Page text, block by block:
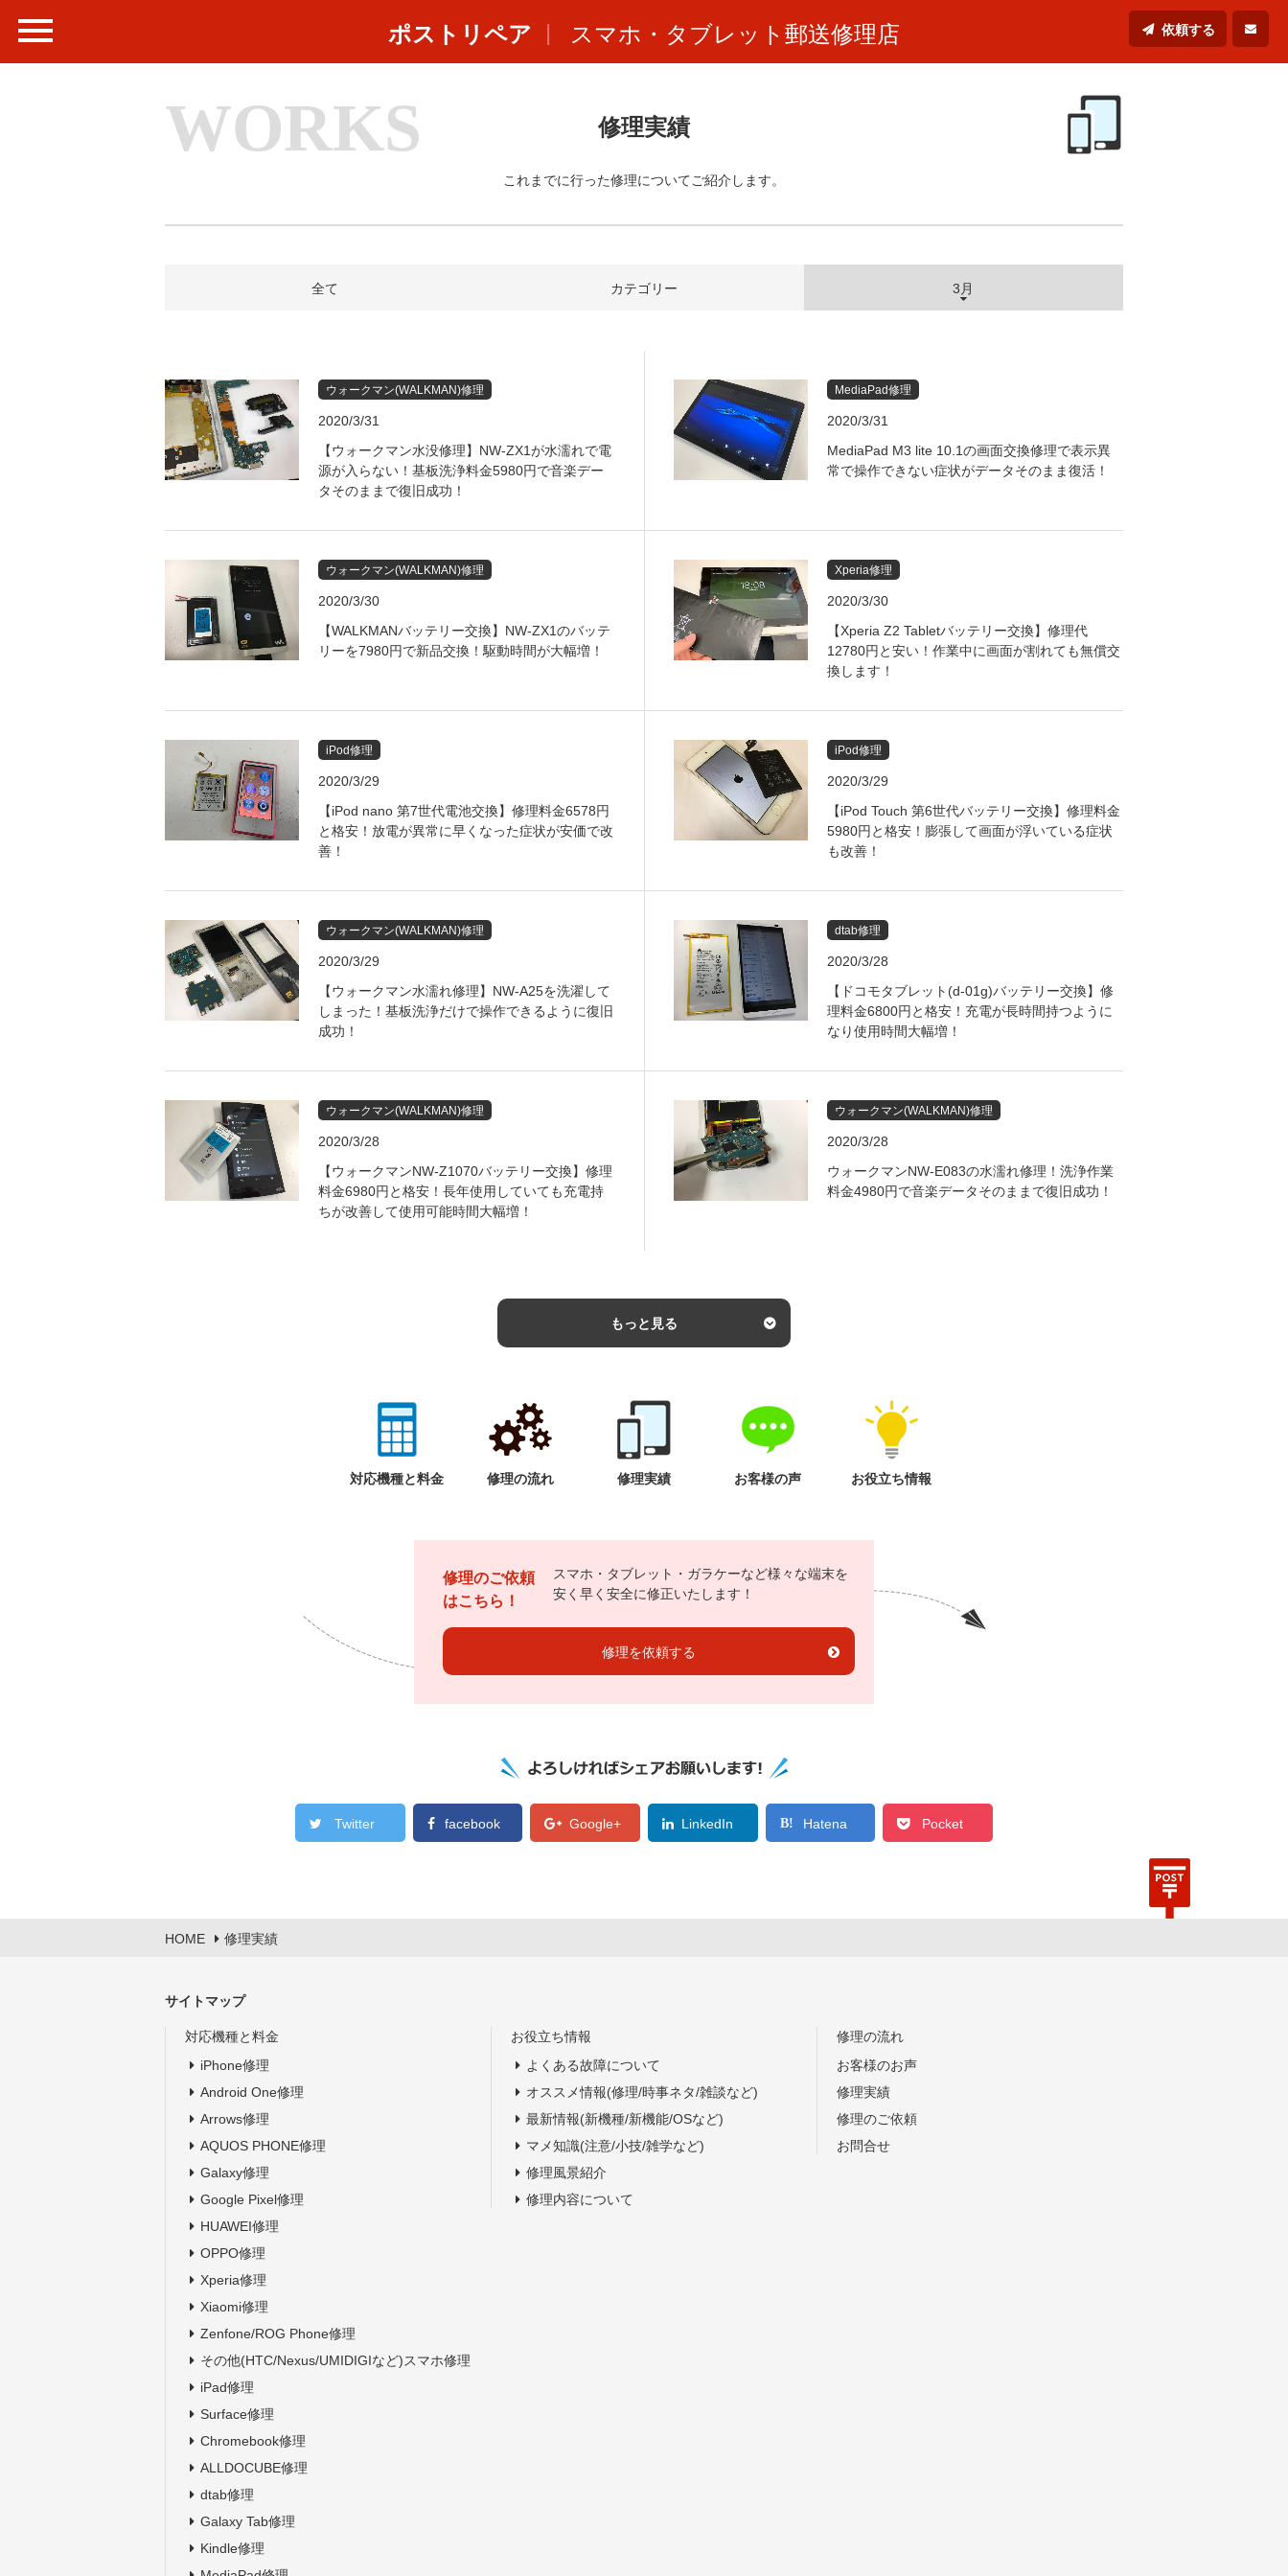
ポストリペア スマホ・タブレット郵送修理店 依頼する
WORKS 修理実績
これまでに行った修理についてご紹介します。
全て カテゴリー 3月
ウォークマン(WALKMAN)修理
2020/3/31
【ウォークマン水没修理】NW-ZX1が水濡れで電
源が入らない！基板洗浄料金5980円で音楽デー
タそのままで復旧成功！
MediaPad修理
2020/3/31
MediaPad M3 lite 10.1の画面交換修理で表示異
常で操作できない症状がデータそのまま復活！
ウォークマン(WALKMAN)修理
2020/3/30
【WALKMANバッテリー交換】NW-ZX1のバッテ
リーを7980円で新品交換！駆動時間が大幅増！
Xperia修理
2020/3/30
【Xperia Z2 Tabletバッテリー交換】修理代
12780円と安い！作業中に画面が割れても無償交
換します！
iPod修理
2020/3/29
【iPod nano 第7世代電池交換】修理料金6578円
と格安！放電が異常に早くなった症状が安価で改
善！
iPod修理
2020/3/29
【iPod Touch 第6世代バッテリー交換】修理料金
5980円と格安！膨張して画面が浮いている症状
も改善！
ウォークマン(WALKMAN)修理
2020/3/29
【ウォークマン水濡れ修理】NW-A25を洗濯して
しまった！基板洗浄だけで操作できるように復旧
成功！
dtab修理
2020/3/28
【ドコモタブレット(d-01g)バッテリー交換】修
理料金6800円と格安！充電が長時間持つように
なり使用時間大幅増！
ウォークマン(WALKMAN)修理
2020/3/28
【ウォークマンNW-Z1070バッテリー交換】修理
料金6980円と格安！長年使用していても充電持
ちが改善して使用可能時間大幅増！
ウォークマン(WALKMAN)修理
2020/3/28
ウォークマンNW-E083の水濡れ修理！洗浄作業
料金4980円で音楽データそのままで復旧成功！
もっと見る
対応機種と料金 修理の流れ 修理実績 お客様の声 お役立ち情報
修理のご依頼
はこちら！
スマホ・タブレット・ガラケーなど様々な端末を
安く早く安全に修正いたします！
修理を依頼する
Twitter facebook Google+ LinkedIn Hatena Pocket
HOME 修理実績
サイトマップ
対応機種と料金
iPhone修理
Android One修理
Arrows修理
AQUOS PHONE修理
Galaxy修理
Google Pixel修理
HUAWEI修理
OPPO修理
Xperia修理
Xiaomi修理
Zenfone/ROG Phone修理
その他(HTC/Nexus/UMIDIGIなど)スマホ修理
iPad修理
Surface修理
Chromebook修理
ALLDOCUBE修理
dtab修理
Galaxy Tab修理
Kindle修理
お役立ち情報
よくある故障について
オススメ情報(修理/時事ネタ/雑談など)
最新情報(新機種/新機能/OSなど)
マメ知識(注意/小技/雑学など)
修理風景紹介
修理内容について
修理の流れ
お客様のお声
修理実績
修理のご依頼
お問合せ